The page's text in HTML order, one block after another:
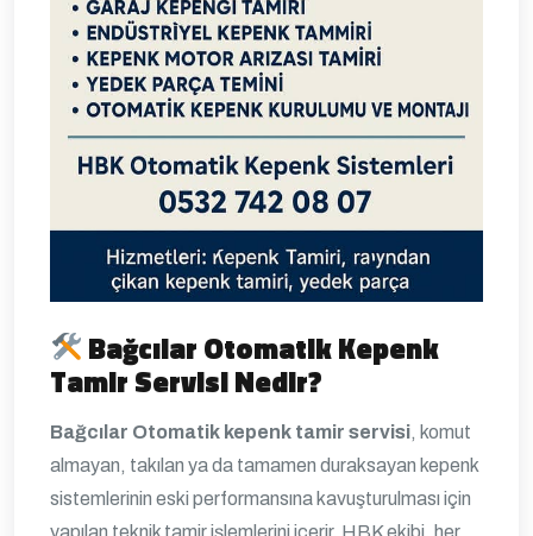
Bağcılar Otomatik Kepenk
Tamir Servisi Nedir?
Bağcılar Otomatik kepenk tamir servisi, komut
almayan, takılan ya da tamamen duraksayan kepenk
sistemlerinin eski performansına kavuşturulması için
yapılan teknik tamir işlemlerini içerir. HBK ekibi, her